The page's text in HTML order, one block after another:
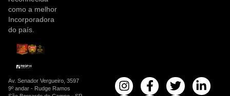
como a melhor
Incorporadora
do país.
Av. Senador Vergueiro, 3597
9º andar - Rudge Ramos